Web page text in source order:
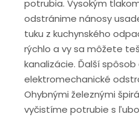
potrubia. Vysokým
odstránime nánosy
tuku z kuchynského
rýchlo a vy sa môžete
kanalizácie. Ďalší
elektromechanické
Ohybnými železnými
vyčistíme potrubie s